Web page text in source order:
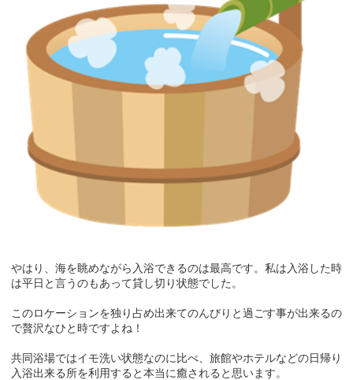
やはり、海を眺めながら入浴できるのは最高です。私は入浴した時
は平日と言うのもあって貸し切り状態でした。
このロケーションを独り占め出来てのんびりと過ごす事が出来るの
で贅沢なひと時ですよね！
共同浴場ではイモ洗い状態なのに比べ、旅館やホテルなどの日帰り
入浴出来る所を利用すると本当に癒されると思います。